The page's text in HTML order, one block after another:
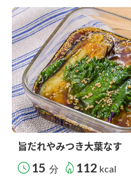
旨だれやみつき大葉なす
15 分 112 kcal